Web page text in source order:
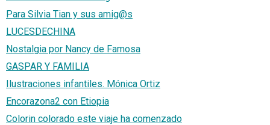
Para Silvia Tian y sus amig@s
LUCESDECHINA
Nostalgia por Nancy de Famosa
GASPAR Y FAMILIA
Ilustraciones infantiles. Mónica Ortiz
Encorazona2 con Etiopia
Colorin colorado este viaje ha comenzado